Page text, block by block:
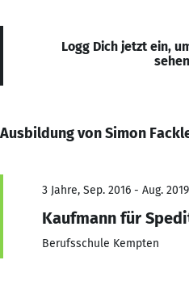
Logg Dich jetzt ein,
Ausbildung von Simon
3 Jahre, Sep. 2016 - Aug. 2019
Kaufmann für
Berufsschule Kempten